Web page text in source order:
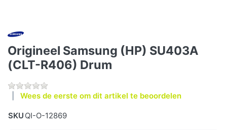
Origineel Samsung (HP) SU403A
(CLT-R406) Drum
Wees de eerste om dit artikel te beoordelen
SKU QI-O-12869